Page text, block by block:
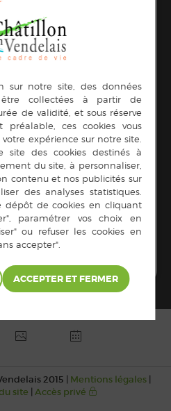
France Métropolitaine +
ORGANISATEUR
Club de l’amitié
02.99.76.06.63
– Salle
Tartiflette de
l’APEL
2015 | Mentions légales|
site | Accès privé